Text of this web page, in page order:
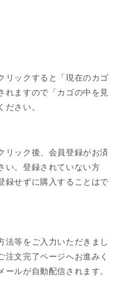
リックすると「現在のカゴ
れますので「カゴの中を見
さい。
リック後、会員登録がお済
い。登録されていない方
録せずに購入することはで
法等をご入力いただきまし
注文完了ページへお進みく
ルが自動配信されます。